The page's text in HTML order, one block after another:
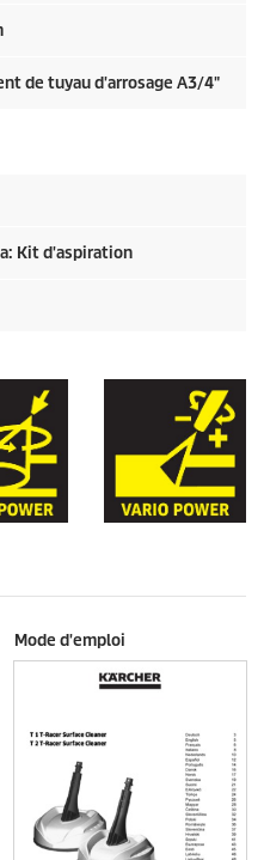
de tuyau d'arrosage A3/4"
Kit d'aspiration
Mode d'emploi